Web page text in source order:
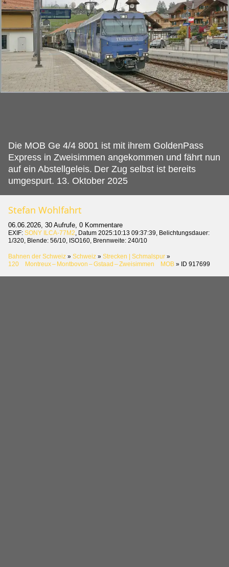
Die MOB Ge 4/4 8001 ist mit ihrem GoldenPass
Express in Zweisimmen angekommen und fährt nun
auf ein Abstellgeleis. Der Zug selbst ist bereits
umgespurt. 13. Oktober 2025
Stefan Wohlfahrt
06.06.2026, 30 Aufrufe, 0 Kommentare
EXIF: SONY ILCA-77M2, Datum 2025:10:13 09:37:39, Belichtungsdauer:
1/320, Blende: 56/10, ISO160, Brennweite: 240/10
Bahnen der Schweiz » Schweiz » Strecken | Schmalspur »
120 Montreux – Montbovon – Gstaad – Zweisimmen MOB » ID 917699